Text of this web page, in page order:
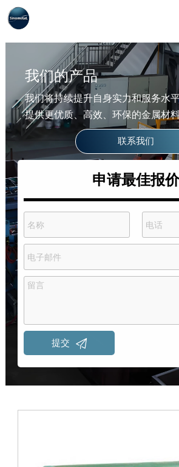
我们的产品
我们将持续提升自身实力和服务水
提供更优质、高效、环保的金属材
联系我们
申请最佳报价
提交 